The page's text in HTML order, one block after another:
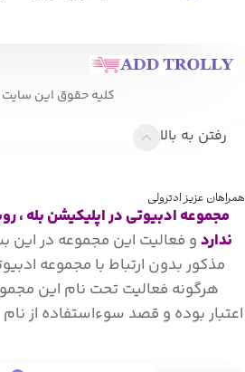
کلیه حقوق این سایت
رفتن به بالا
همراهان عزیز ادترولی
مجموعه ادبیوتی در اپلیکیشن بله ،
نداردو فعالیت این مجموعه در این
مذکور بدون ارتباط با مجموعه
هرگونه فعالیت تحت نام این
اعتبار بوده و قصد سوءاستفاده از